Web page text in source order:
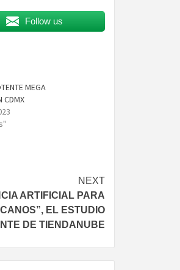
Follow us
MEGA
CDMX
NEXT
ARTIFICIAL PARA
EL ESTUDIO
DE TIENDANUBE